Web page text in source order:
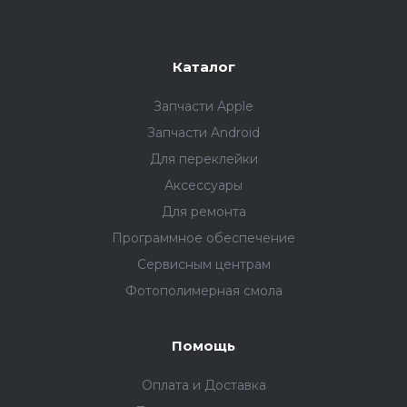
Каталог
Запчасти Apple
Запчасти Android
Для переклейки
Аксессуары
Для ремонта
Программное обеспечение
Сервисным центрам
Фотополимерная смола
Помощь
Оплата и Доставка